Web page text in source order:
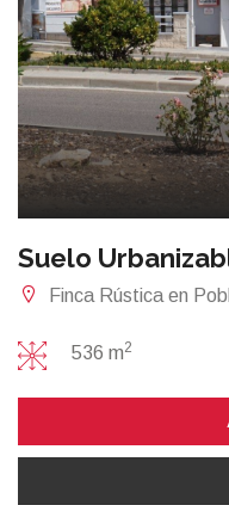
Suelo
Finca Rústica en
536 m2